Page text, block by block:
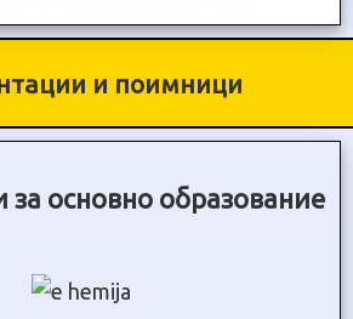
и поимници
за основно образование